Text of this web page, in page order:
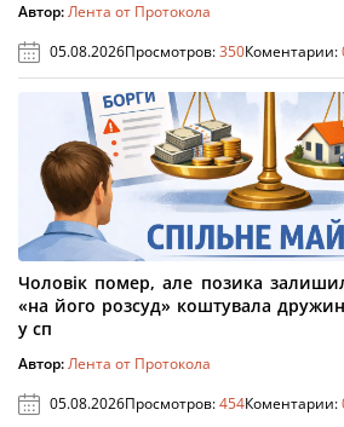
Автор:Лента от Протокола
05.08.2026Просмотров:350Коментарии:
Чоловік помер, але позика
«на його розсуд» коштувала
у сп
Автор:Лента от Протокола
05.08.2026Просмотров:454Коментарии: